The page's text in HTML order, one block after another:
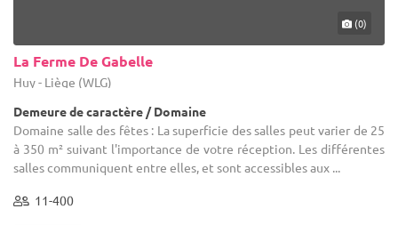
(0)
La Ferme De Gabelle
Huy - Liège (WLG)
Demeure de caractère / Domaine
Domaine salle des fêtes : La superficie des salles peut varier de 25
à 350 m² suivant l'importance de votre réception. Les différentes
salles communiquent entre elles, et sont accessibles aux ...
11-400